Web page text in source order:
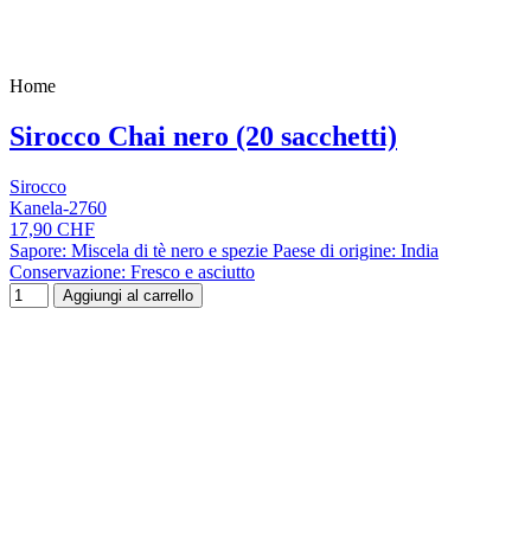
Home
Sirocco Chai nero (20 sacchetti)
Sirocco
Kanela-2760
17,90 CHF
Sapore: Miscela di tè nero e spezie Paese di origine: India
Conservazione: Fresco e asciutto
Aggiungi al carrello